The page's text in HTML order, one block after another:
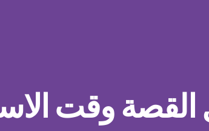
القصة وقت